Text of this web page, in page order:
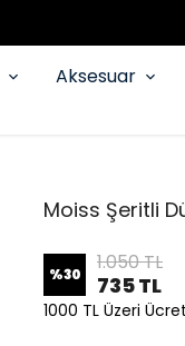
Aksesuar
Moiss Şeritli
%30 1.050 TL
735 TL
1000 TL Üzeri